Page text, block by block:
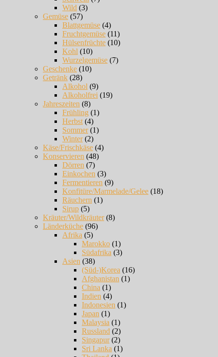
Wild (3)
Gemüse (57)
Blattgemüse (4)
Fruchtgemüse (11)
Hülsenfrüchte (10)
Kohl (10)
Wurzelgemüse (7)
Geschenke (10)
Getränk (28)
Alkohol (9)
Alkoholfrei (19)
Jahreszeiten (8)
Frühling (1)
Herbst(4)
Sommer(1)
Winter(2)
Käse/Frischkäse (4)
Konservieren (48)
Dörren (7)
Einkochen (3)
Fermentieren (9)
Konfitüre/Marmelade/Gelee (18)
Räuchern (1)
Sirup (5)
Kräuter/Wildkräuter(8)
Länderküche (96)
Afrika (5)
Marokko (1)
Südafrika (3)
Asien (38)
(Süd-)Korea (16)
Afghanistan (1)
China (1)
Indien (4)
Indonesien (1)
Japan (1)
Malaysia (1)
Russland (2)
Singapur(2)
Sri Lanka (1)